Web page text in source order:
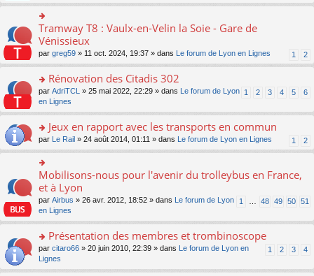
s
ult
er
le
m
e
s
s
g
o
n
lu
le
pl
u
s
ré
c
e
nt
o
n
ult
er
le
m
e
s
a
g
e
n
o
n
le
u
s
ré
c
e
Tramway T8 : Vaulx-en-Velin la Soie - Gare de
Vénissieux
1 2
par greg59 » 11 oct. 2024, 19:37 » dans Le forum de Lyon en Lignes
o
n
s
er
le
m
e
s
s
g
o
n
lu
le
Rénovation des Citadis 302
1 2 3 4 5 6
par AdriTCL » 25 mai 2022, 22:29 » dans
Le forum de Lyon
en Lignes
o
n
s
ult
er
le
m
e
s
s
g
Jeux en rapport avec les transports en commun
1 2
par Le Rail » 24 août 2014, 01:11 » dans Le forum de Lyon en Lignes
o
n
ult
le
m
e
s
s
Mobilisons-nous pour l'avenir du trolleybus en France,
et à Lyon
1 48 49 50 51
par Airbus » 26 avr. 2012, 18:52 » dans
Le forum de Lyon
en Lignes
o
s
Présentation des membres et trombinoscope
1 2 3 4
par citaro66 » 20 juin 2010, 22:39 » dans
Le forum de Lyon en
Lignes